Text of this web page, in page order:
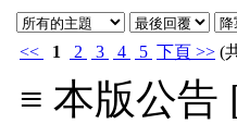
<< 1 2 3 4 5 下頁 >> (
≡ 本版公告